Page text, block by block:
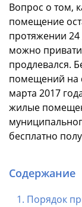
Вопрос о том,
помещение
протяжении 24
можно
продлевался.
помещений на
марта 2017
жилые
бесплатно
Содержание
Порядок